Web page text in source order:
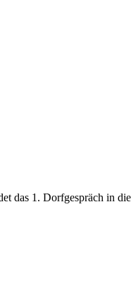
das 1. Dorfgespräch in